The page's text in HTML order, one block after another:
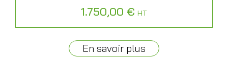
1.750,00 € HT
En savoir plus